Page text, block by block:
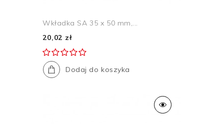
Wkładka SA 35 x 50 mm,...
20,02 zł
Dodaj do koszyka